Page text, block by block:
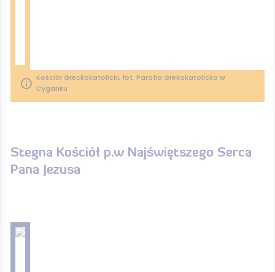
Kościół Greckokatolicki, fot. Parafia Grekokatolicka w
Cyganku
Stegna Kościół p.w Najświętszego Serca
Pana Jezusa